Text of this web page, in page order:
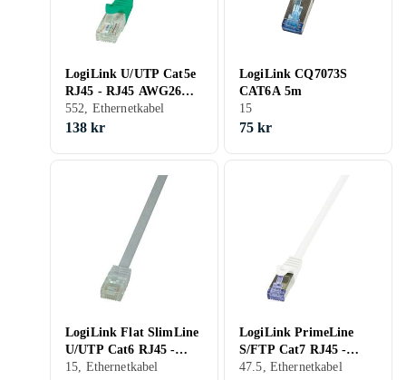
LogiLink U/UTP Cat5e
RJ45 - RJ45 AWG26
0,25m
552, Ethernetkabel
138 kr
LogiLink CQ7073S
CAT6A 5m
15
75 kr
LogiLink Flat SlimLine
U/UTP Cat6 RJ45 -
RJ45 2m
15, Ethernetkabel
LogiLink PrimeLine
S/FTP Cat7 RJ45 -
RJ45 LSZH 2m
47.5, Ethernetkabel